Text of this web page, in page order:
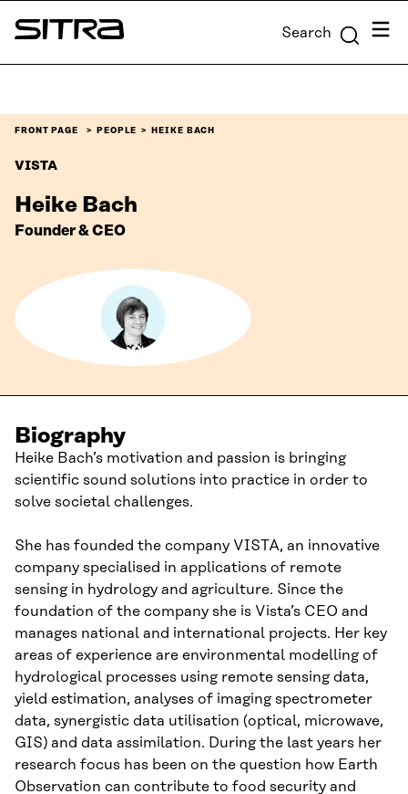
Skip to
content
Sitra Search Menu
FRONT PAGE PEOPLE HEIKE BACH
VISTA
Heike Bach
Founder & CEO
Biography
Heike Bach’s motivation and passion is bringing
scientific sound solutions into practice in order to
solve societal challenges.
She has founded the company VISTA, an innovative
company specialised in applications of remote
sensing in hydrology and agriculture. Since the
foundation of the company she is Vista’s CEO and
manages national and international projects. Her key
areas of experience are environmental modelling of
hydrological processes using remote sensing data,
yield estimation, analyses of imaging spectrometer
data, synergistic data utilisation (optical, microwave,
GIS) and data assimilation. During the last years her
research focus has been on the question how Earth
Observation can contribute to food security and